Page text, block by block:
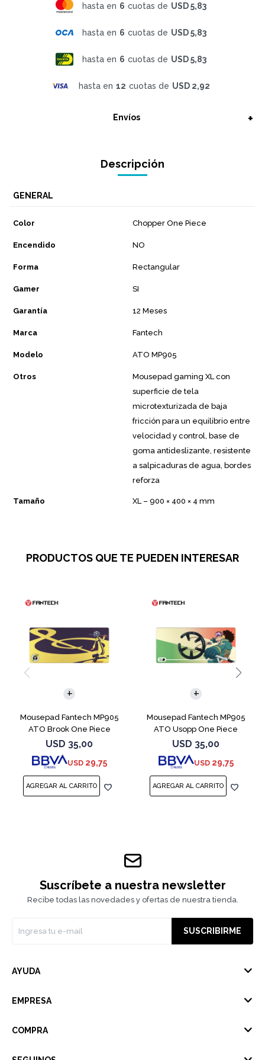
hasta en 6 cuotas de USD 5,83
hasta en 6 cuotas de USD 5,83
hasta en 6 cuotas de USD 5,83
hasta en 12 cuotas de USD 2,92
Envíos
Descripción
GENERAL
Color Chopper One Piece
Encendido NO
Forma Rectangular
Gamer SI
Garantía 12 Meses
Marca Fantech
Modelo ATO MP905
Otros
Mousepad gaming XL con
superficie de tela
microtexturizada de baja
fricción para un equilibrio entre
velocidad y control, base de
goma antideslizante, resistente
a salpicaduras de agua, bordes
reforza
Tamaño XL – 900 × 400 × 4 mm
PRODUCTOS QUE TE PUEDEN INTERESAR
Mousepad Fantech MP905
ATO Brook One Piece
USD 35,00
USD 29,75
Mousepad Fantech MP905
ATO Usopp One Piece
USD 35,00
USD 29,75
Suscríbete a nuestra newsletter
Recibe todas las novedades y ofertas de nuestra tienda.
SUSCRIBIRME
AYUDA
EMPRESA
COMPRA